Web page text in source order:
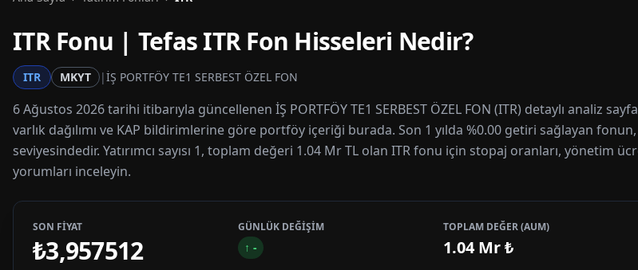
ITRFonu | TefasITRFon Hisseleri Nedir?
ITR MKYT |İŞ PORTFÖY TE1 SERBEST ÖZEL FON
6 Ağustos 2026 tarihi itibarıyla güncellenen İŞ PORTFÖY TE1 SERBEST ÖZEL FON (ITR) detaylı analiz
varlık dağılımı ve KAP bildirimlerine göre portföy içeriği burada. Son 1 yılda %0.00 getiri sağlayan
seviyesindedir. Yatırımcı sayısı 1, toplam değeri 1.04 Mr TL olan ITR fonu için stopaj oranları, yönetim
yorumları inceleyin.
SON FİYAT
₺3,957512
GÜNLÜK DEĞİŞİM
↑ -
TOPLAM DEĞER (AUM)
1.04 Mr₺